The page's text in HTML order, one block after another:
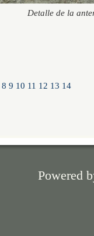
Detalle de la
8 9 10 11 12 13 14
Powered